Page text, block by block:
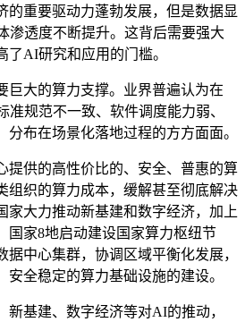
重要驱动力蓬勃发展，但是数据显
渗透度不断提升。这背后需要强大
了AI研究和应用的门槛。
大的算力支撑。业界普遍认为在
准规范不一致、软件调度能力弱、
布在场景化落地过程的方方面面。
供的高性价比的、安全、普惠的算
组织的算力成本，缓解甚至彻底解决
家大力推动新基建和数字经济，加上
国家8地启动建设国家算力枢纽节
据中心集群，协调区域平衡化发展，
全稳定的算力基础设施的建设。
基建、数字经济等对AI的推动，